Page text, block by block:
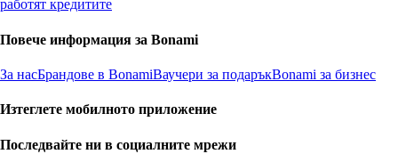
работят кредитите
Повече информация за Bonami
За насБрандове в BonamiВаучери за подаръкBonami за бизнес
Изтеглете мобилното приложение
Последвайте ни в социалните мрежи